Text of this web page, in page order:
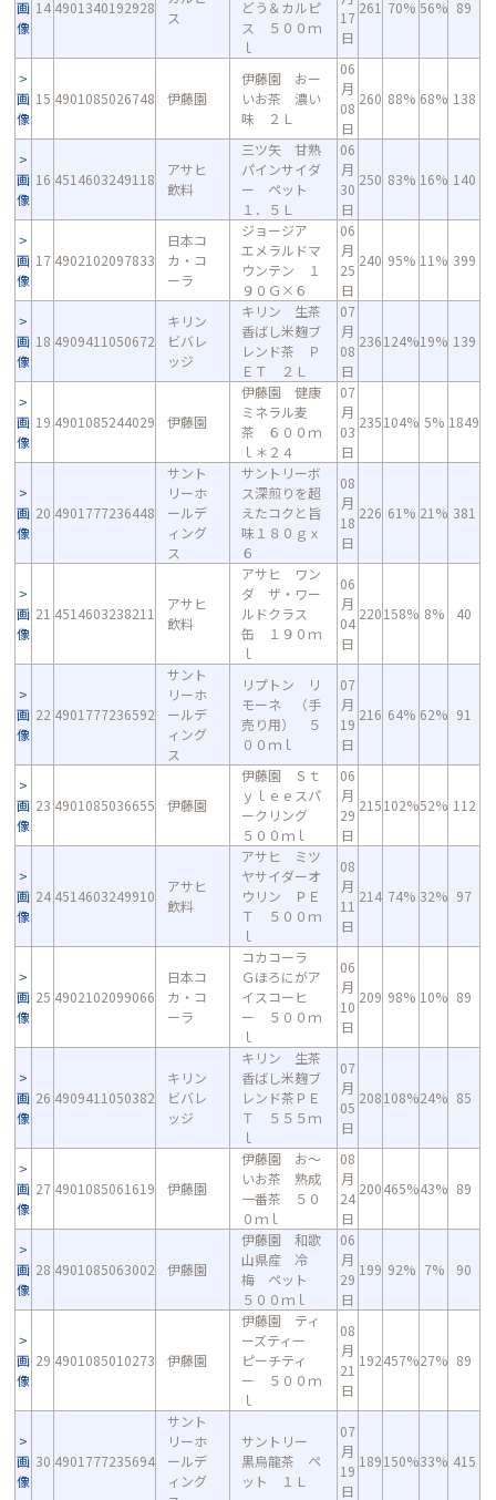
画
像
14 4901340192928
ス
どう＆カルピ
ス ５００ｍ
ｌ
17
日
261 70% 56% 89
画
像
15 4901085026748 伊藤園
伊藤園 おー
いお茶 濃い
味 ２Ｌ
06
月
08
日
260 88% 68% 138
画
像
16 4514603249118
アサヒ
飲料
三ツ矢 甘熟
パインサイダ
ー ペット
１．５Ｌ
06
月
30
日
250 83% 16% 140
画
像
17 4902102097833
日本コ
カ・コ
ーラ
ジョージア
エメラルドマ
ウンテン １
９０Ｇ×６
06
月
25
日
240 95% 11% 399
画
像
18 4909411050672
キリン
ビバレ
ッジ
キリン 生茶
香ばし米麹ブ
レンド茶 Ｐ
ＥＴ ２Ｌ
07
月
08
日
236124%19% 139
画
像
19 4901085244029 伊藤園
伊藤園 健康
ミネラル麦
茶 ６００ｍ
ｌ＊２４
07
月
03
日
235104% 5% 1849
画
像
20 4901777236448
サント
リーホ
ールデ
ィング
ス
サントリーボ
ス深煎りを超
えたコクと旨
味１８０ｇｘ
６
08
月
18
日
226 61% 21% 381
画
像
21 4514603238211
アサヒ
飲料
アサヒ ワン
ダ ザ・ワー
ルドクラス
缶 １９０ｍ
ｌ
06
月
04
日
220158% 8% 40
画
像
22 4901777236592
サント
リーホ
ールデ
ィング
ス
リプトン リ
モーネ （手
売り用） ５
００ｍｌ
07
月
19
日
216 64% 62% 91
画
像
23 4901085036655 伊藤園
伊藤園 Ｓｔ
ｙｌｅｅスパ
ークリング
５００ｍｌ
06
月
29
日
215102%52% 112
画
像
24 4514603249910
アサヒ
飲料
アサヒ ミツ
ヤサイダーオ
ウリン ＰＥ
Ｔ ５００ｍ
ｌ
08
月
11
日
214 74% 32% 97
画
像
25 4902102099066
日本コ
カ・コ
ーラ
コカコーラ
Ｇほろにがア
イスコーヒ
ー ５００ｍ
ｌ
06
月
10
日
209 98% 10% 89
画
像
26 4909411050382
キリン
ビバレ
ッジ
キリン 生茶
香ばし米麹ブ
レンド茶ＰＥ
Ｔ ５５５ｍ
ｌ
07
月
05
日
208108%24% 85
画
像
27 4901085061619 伊藤園
伊藤園 お～
いお茶 熟成
一番茶 ５０
０ｍｌ
08
月
24
日
200465%43% 89
画
像
28 4901085063002 伊藤園
伊藤園 和歌
山県産 冷
梅 ペット
５００ｍｌ
06
月
29
日
199 92% 7% 90
画
像
29 4901085010273 伊藤園
伊藤園 ティ
ーズティー
ピーチティ
ー ５００ｍ
ｌ
08
月
21
日
192457%27% 89
画
像
30 4901777235694
サント
リーホ
ールデ
ィング
サントリー
黒烏龍茶 ペ
ット １Ｌ
07
月
19
日
189150%33% 415